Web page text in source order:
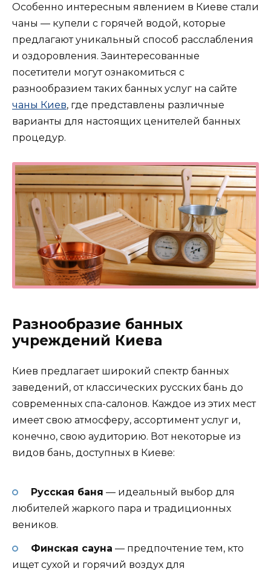
Особенно интересным явлением в Киеве стали
чаны — купели с горячей водой, которые
предлагают уникальный способ расслабления
и оздоровления. Заинтересованные
посетители могут ознакомиться с
разнообразием таких банных услуг на сайте
чаны Киев, где представлены различные
варианты для настоящих ценителей банных
процедур.
Разнообразие банных
учреждений Киева
Киев предлагает широкий спектр банных
заведений, от классических русских бань до
современных спа-салонов. Каждое из этих мест
имеет свою атмосферу, ассортимент услуг и,
конечно, свою аудиторию. Вот некоторые из
видов бань, доступных в Киеве:
Русская баня — идеальный выбор для
любителей жаркого пара и традиционных
веников.
Финская сауна — предпочтение тем, кто
ищет сухой и горячий воздух для